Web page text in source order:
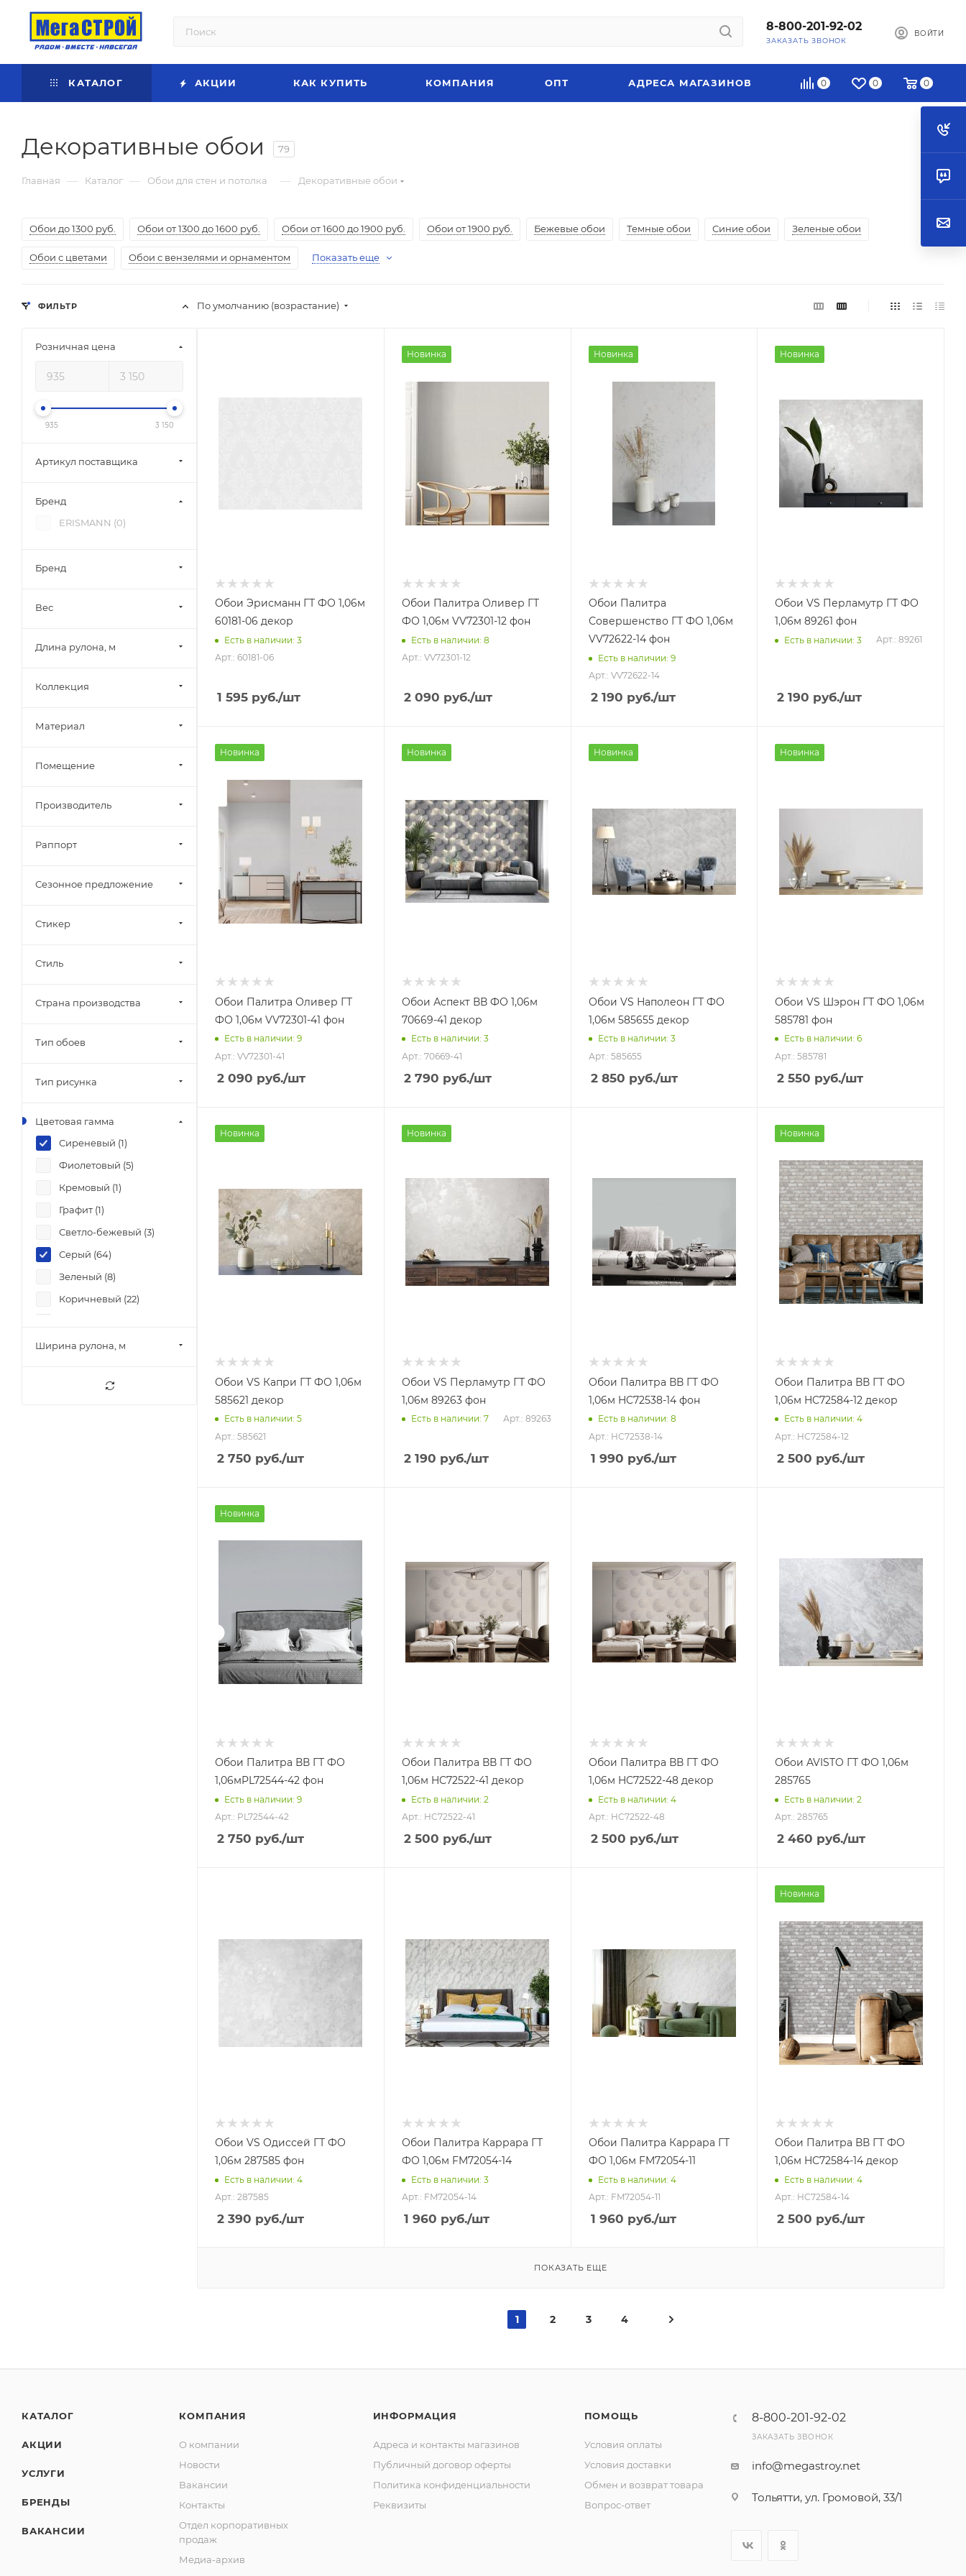
8-800-201-92-02
ЗАКАЗАТЬ ЗВОНОК
ВОЙТИ
0 0 0
КАТАЛОГ АКЦИИ КАК КУПИТЬ КОМПАНИЯ ОПТ АДРЕСА МАГАЗИНОВ
Декоративные обои 79
Главная — Каталог — Обои для стен и потолка — Декоративные обои
Обои до 1300 руб. Обои от 1300 до 1600 руб. Обои от 1600 до 1900 руб. Обои от 1900 руб. Бежевые обои Темные обои Синие обои Зеленые обои
Обои с цветами Обои с вензелями и орнаментом Показать еще
По умолчанию (возрастание)
Обои Эрисманн ГТ ФО 1,06м
60181-06 декор
Есть в наличии: 3
Арт.: 60181-06
1 595 руб./шт
Новинка
Обои Палитра Оливер ГТ
ФО 1,06м VV72301-12 фон
Есть в наличии: 8
Арт.: VV72301-12
2 090 руб./шт
Новинка
Обои Палитра
Совершенство ГТ ФО 1,06м
VV72622-14 фон
Есть в наличии: 9
Арт.: VV72622-14
2 190 руб./шт
Новинка
Обои VS Перламутр ГТ ФО
1,06м 89261 фон
Есть в наличии: 3 Арт.: 89261
2 190 руб./шт
Новинка
Обои Палитра Оливер ГТ
ФО 1,06м VV72301-41 фон
Есть в наличии: 9
Арт.: VV72301-41
2 090 руб./шт
Новинка
Обои Аспект ВВ ФО 1,06м
70669-41 декор
Есть в наличии: 3
Арт.: 70669-41
2 790 руб./шт
Новинка
Обои VS Наполеон ГТ ФО
1,06м 585655 декор
Есть в наличии: 3
Арт.: 585655
2 850 руб./шт
Новинка
Обои VS Шэрон ГТ ФО 1,06м
585781 фон
Есть в наличии: 6
Арт.: 585781
2 550 руб./шт
Новинка
Обои VS Капри ГТ ФО 1,06м
585621 декор
Есть в наличии: 5
Арт.: 585621
2 750 руб./шт
Новинка
Обои VS Перламутр ГТ ФО
1,06м 89263 фон
Есть в наличии: 7 Арт.: 89263
2 190 руб./шт
Обои Палитра ВВ ГТ ФО
1,06м HC72538-14 фон
Есть в наличии: 8
Арт.: HC72538-14
1 990 руб./шт
Новинка
Обои Палитра ВВ ГТ ФО
1,06м HC72584-12 декор
Есть в наличии: 4
Арт.: HC72584-12
2 500 руб./шт
Новинка
Обои Палитра ВВ ГТ ФО
1,06мPL72544-42 фон
Есть в наличии: 9
Арт.: PL72544-42
2 750 руб./шт
Обои Палитра ВВ ГТ ФО
1,06м HC72522-41 декор
Есть в наличии: 2
Арт.: HC72522-41
2 500 руб./шт
Обои Палитра ВВ ГТ ФО
1,06м HC72522-48 декор
Есть в наличии: 4
Арт.: HC72522-48
2 500 руб./шт
Обои AVISTO ГТ ФО 1,06м
285765
Есть в наличии: 2
Арт.: 285765
2 460 руб./шт
Обои VS Одиссей ГТ ФО
1,06м 287585 фон
Есть в наличии: 4
Арт.: 287585
2 390 руб./шт
Обои Палитра Каррара ГТ
ФО 1,06м FM72054-14
Есть в наличии: 3
Арт.: FM72054-14
1 960 руб./шт
Обои Палитра Каррара ГТ
ФО 1,06м FM72054-11
Есть в наличии: 4
Арт.: FM72054-11
1 960 руб./шт
Новинка
Обои Палитра ВВ ГТ ФО
1,06м HC72584-14 декор
Есть в наличии: 4
Арт.: HC72584-14
2 500 руб./шт
ПОКАЗАТЬ ЕЩЕ
1 2 3 4
ФИЛЬТР
Розничная цена
935 3 150
Артикул поставщика
Бренд
ERISMANN (0)
Бренд
Вес
Длина рулона, м
Коллекция
Материал
Помещение
Производитель
Раппорт
Сезонное предложение
Стикер
Стиль
Страна производства
Тип обоев
Тип рисунка
Цветовая гамма
Сиреневый (1)
Фиолетовый (5)
Кремовый (1)
Графит (1)
Светло-бежевый (3)
Серый (64)
Зеленый (8)
Коричневый (22)
Бежевый (73)
)
Ширина рулона, м
КАТАЛОГ
АКЦИИ
УСЛУГИ
БРЕНДЫ
ВАКАНСИИ
КОМПАНИЯ
О компании
Новости
Вакансии
Контакты
Отдел корпоративных
продаж
Медиа-архив
ИНФОРМАЦИЯ
Адреса и контакты магазинов
Публичный договор оферты
Политика конфиденциальности
Реквизиты
ПОМОЩЬ
Условия оплаты
Условия доставки
Обмен и возврат товара
Вопрос-ответ
8-800-201-92-02
ЗАКАЗАТЬ ЗВОНОК
info@megastroy.net
Тольятти, ул. Громовой, 33/1